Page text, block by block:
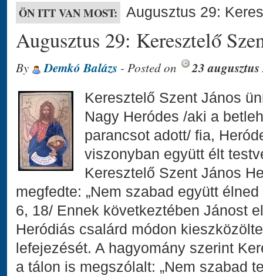
ÖN ITT VAN MOST: Augusztus 29:
Augusztus 29: Keresztelő
By Demkó Balázs - Posted on 23
Keresztelő Szent János
Nagy Heródes /aki a
parancsot adott/ fia,
viszonyban együtt élt
Keresztelő Szent János
megfedte: „Nem szabad együtt
6, 18/ Ennek következtében Jánost
Heródiás csalárd módon
lefejezését. A hagyomány szerint
a tálon is megszólalt: „Nem szabad